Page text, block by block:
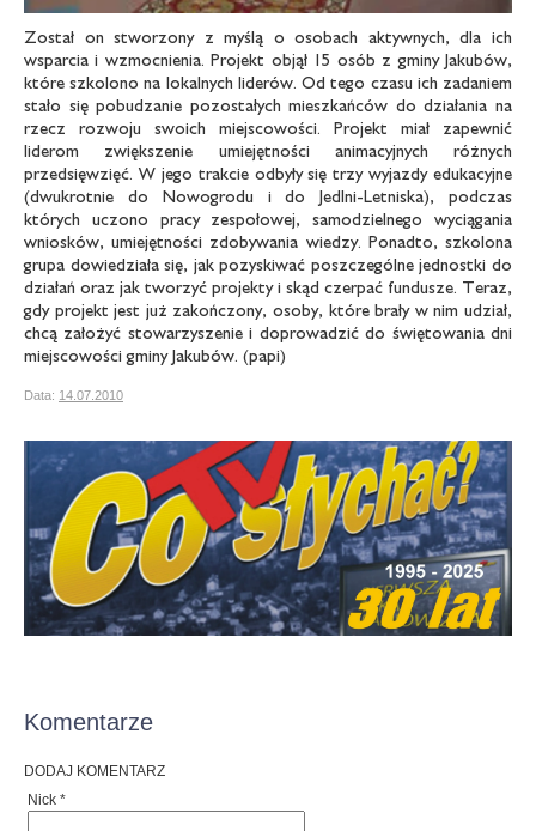
Został on stworzony z myślą o osobach aktywnych, dla ich
wsparcia i wzmocnienia. Projekt objął 15 osób z gminy Jakubów,
które szkolono na lokalnych liderów. Od tego czasu ich zadaniem
stało się pobudzanie pozostałych mieszkańców do działania na
rzecz rozwoju swoich miejscowości. Projekt miał zapewnić
liderom zwiększenie umiejętności animacyjnych różnych
przedsięwzięć. W jego trakcie odbyły się trzy wyjazdy edukacyjne
(dwukrotnie do Nowogrodu i do Jedlni-Letniska), podczas
których uczono pracy zespołowej, samodzielnego wyciągania
wniosków, umiejętności zdobywania wiedzy. Ponadto, szkolona
grupa dowiedziała się, jak pozyskiwać poszczególne jednostki do
działań oraz jak tworzyć projekty i skąd czerpać fundusze. Teraz,
gdy projekt jest już zakończony, osoby, które brały w nim udział,
chcą założyć stowarzyszenie i doprowadzić do świętowania dni
miejscowości gminy Jakubów. (papi)
Data: 14.07.2010
Komentarze
DODAJ KOMENTARZ
Nick *